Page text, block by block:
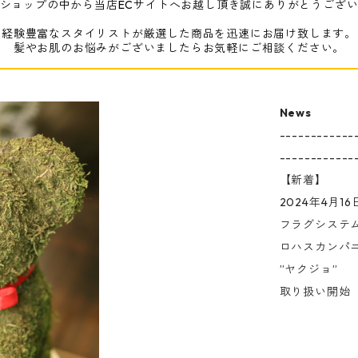
ョップの中から当店ECサイトへお越し頂き誠にありがとうござい
経験豊富なスタイリストが厳選した商品を迅速にお届け致します。
髪やお肌のお悩みがございましたらお気軽にご相談ください。
News
【新着】
2024年4月16
フラグシステ
ロハスカンパ
”ヤクジョ”
取り扱い開始